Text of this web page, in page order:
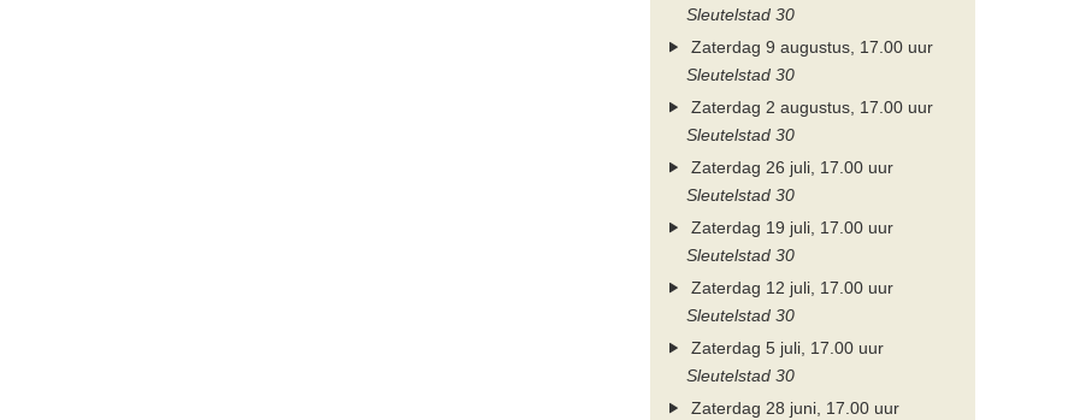
Sleutelstad 30
Zaterdag 9 augustus, 17.00 uur
Sleutelstad 30
Zaterdag 2 augustus, 17.00 uur
Sleutelstad 30
Zaterdag 26 juli, 17.00 uur
Sleutelstad 30
Zaterdag 19 juli, 17.00 uur
Sleutelstad 30
Zaterdag 12 juli, 17.00 uur
Sleutelstad 30
Zaterdag 5 juli, 17.00 uur
Sleutelstad 30
Zaterdag 28 juni, 17.00 uur